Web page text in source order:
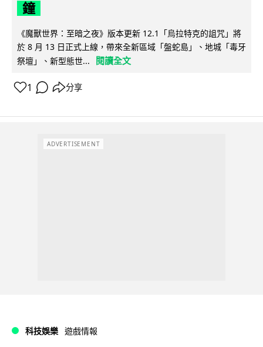
鐘
《魔獸世界：至暗之夜》版本更新 12.1「烏拉特克的詛咒」將
於 8 月 13 日正式上線，帶來全新區域「盤蛇島」、地城「毒牙
祭壇」、新型態世...
閱讀全文
1 分享
ADVERTISEMENT
科技娛樂 遊戲情報